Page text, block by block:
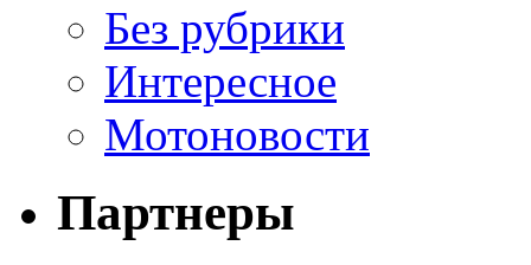
Без рубрики
Интересное
Мотоновости
Партнеры